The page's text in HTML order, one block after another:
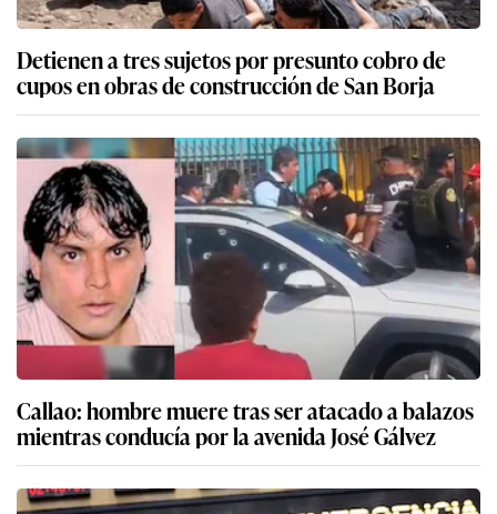
Detienen a tres sujetos por presunto cobro de
cupos en obras de construcción de San Borja
Callao: hombre muere tras ser atacado a balazos
mientras conducía por la avenida José Gálvez